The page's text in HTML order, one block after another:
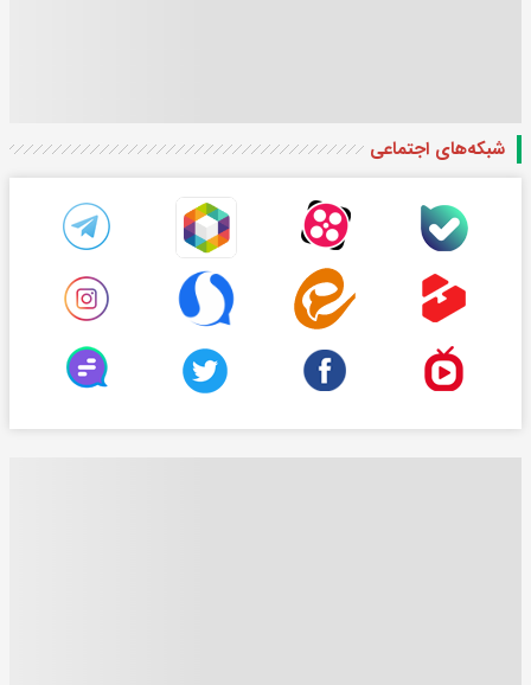
شبکه‌های اجتماعی